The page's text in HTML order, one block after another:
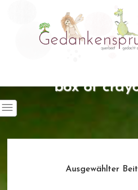
"Life is about
box of
Ausgewählter